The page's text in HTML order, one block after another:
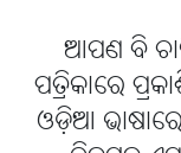
ଆପଣ ବି
ପତ୍ରିକାରେ
ଓଡ଼ିଆ